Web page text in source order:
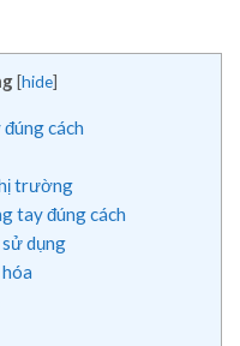
[hide]
cách
trường
tay đúng cách
dụng